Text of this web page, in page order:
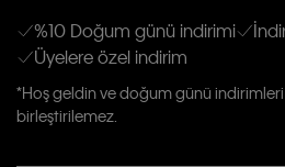
Kişiye özel ticari elektronik iletilerini almak
Aydınlatma Metni’niokuduğumu kabul
Calvin Klein tarafından kişisel verilerimin
rızam vardır
%10 Doğum günü indirimi
Üyelere özel indirim
*Hoş geldin ve doğum günü
birleştirilemez.